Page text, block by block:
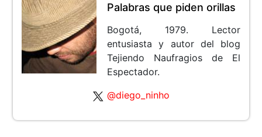
Palabras que piden orillas
Bogotá, 1979. Lector
entusiasta y autor del blog
Tejiendo Naufragios de El
Espectador.
@diego_ninho